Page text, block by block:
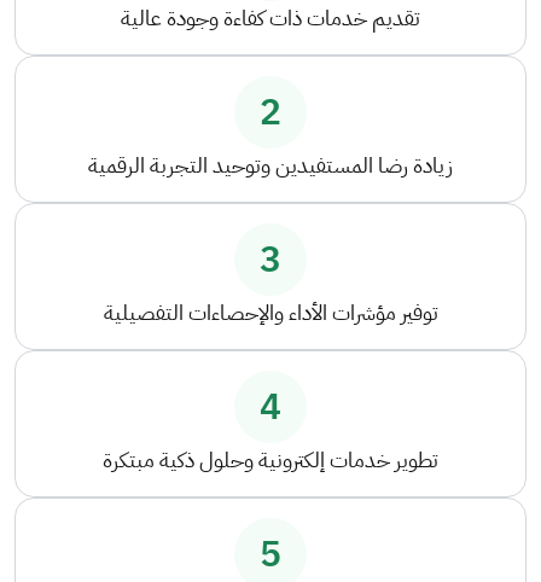
تقديم خدمات ذات كفاءة وجودة عالية
2
زيادة رضا المستفيدين وتوحيد التجربة الرقمية
3
توفير مؤشرات الأداء والإحصاءات التفصيلية
4
تطوير خدمات إلكترونية وحلول ذكية مبتكرة
5